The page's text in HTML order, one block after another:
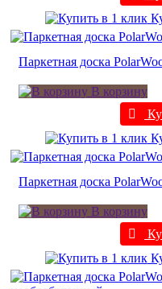
Паркетная доска
В корзину
Паркетная доска
В корзину